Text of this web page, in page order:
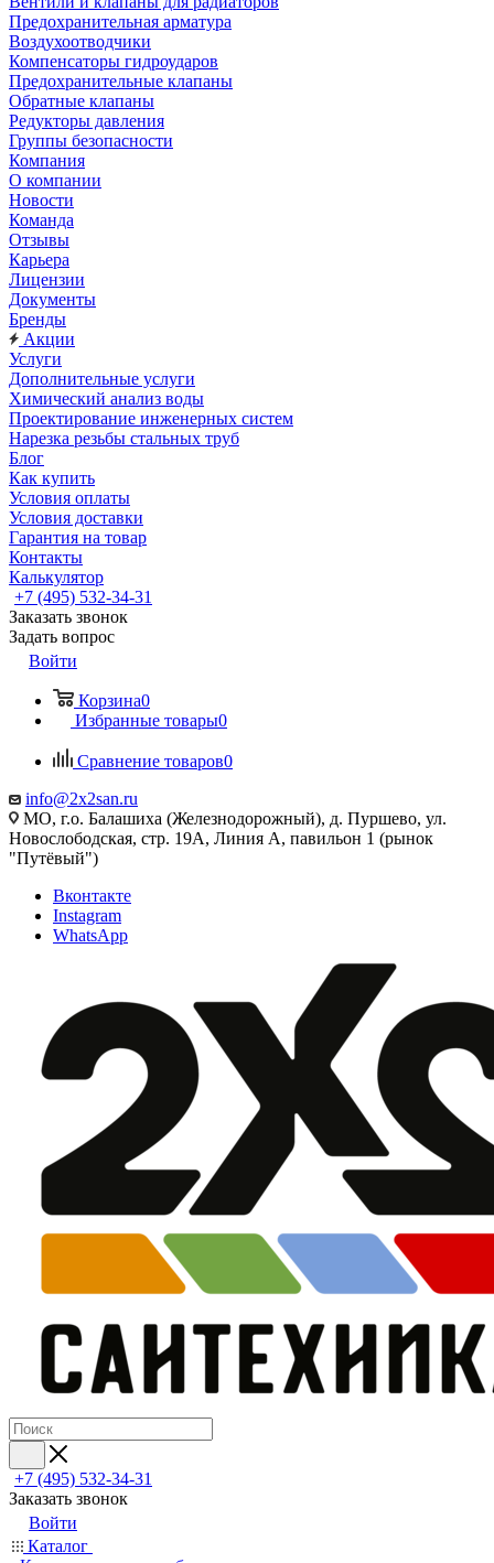
Предохранительная арматура
Воздухоотводчики
Компенсаторы гидроударов
Предохранительные клапаны
Обратные клапаны
Редукторы давления
Группы безопасности
Компания
О компании
Новости
Команда
Отзывы
Карьера
Лицензии
Документы
Бренды
Акции
Услуги
Дополнительные услуги
Химический анализ воды
Проектирование инженерных систем
Нарезка резьбы стальных труб
Блог
Как купить
Условия оплаты
Условия доставки
Гарантия на товар
Контакты
Калькулятор
+7 (495) 532‑34‑31
Заказать звонок
Задать вопрос
Войти
Корзина0
Избранные товары0
Сравнение товаров0
info@2x2san.ru
МО, г.о. Балашиха (Железнодорожный), д. Пуршево, ул.
Новослободская, стр. 19А, Линия А, павильон 1 (рынок
"Путёвый")
Вконтакте
Instagram
WhatsApp
+7 (495) 532‑34‑31
Заказать звонок
Войти
Каталог